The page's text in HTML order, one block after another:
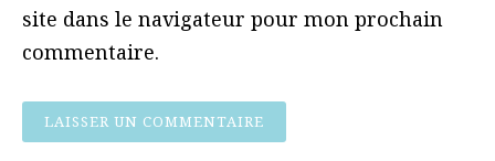
site dans le navigateur pour mon prochain
commentaire.